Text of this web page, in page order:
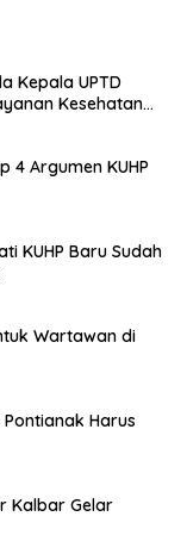
Kesehatan
4 Argumen KUHP
KUHP Baru Sudah
Wartawan di
Harus
Kalbar Gelar